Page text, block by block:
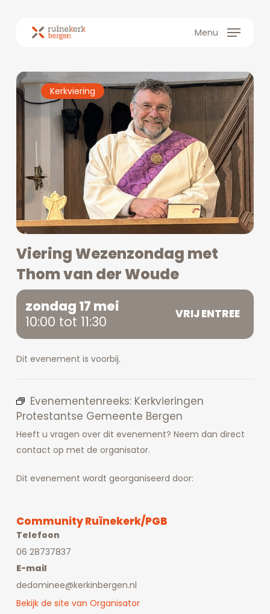
Menu
Kerkviering
Viering Wezenzondag met
Thom van der Woude
zondag 17 mei
10:00 tot 11:30
VRIJ ENTREE
Dit evenement is voorbij.
Evenementenreeks: Kerkvieringen
Protestantse Gemeente Bergen
Heeft u vragen over dit evenement? Neem dan direct
contact op met de organisator.
Dit evenement wordt georganiseerd door:
Community Ruïnekerk/PGB
Telefoon
06 28737837
E-mail
dedominee@kerkinbergen.nl
Bekijk de site van Organisator